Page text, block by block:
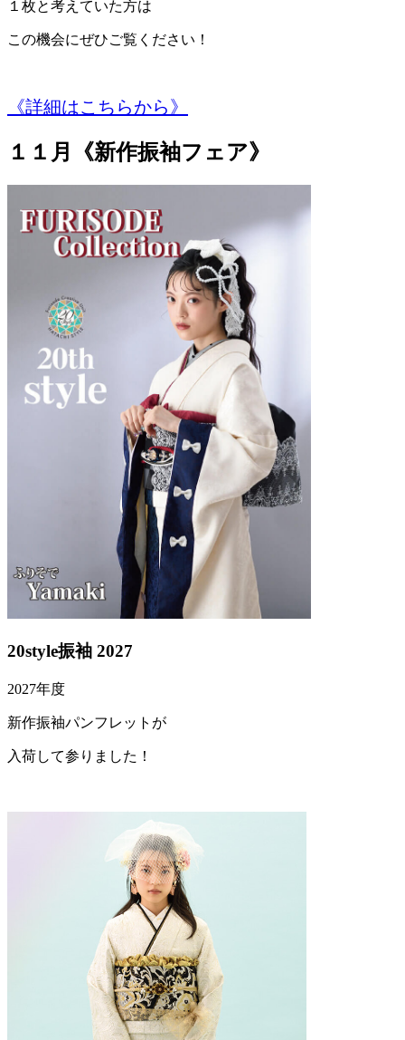
１枚と考えていた方は
この機会にぜひご覧ください！
《詳細はこちらから》
１１月《新作振袖フェア》
20style振袖 2027
2027年度
新作振袖パンフレットが
入荷して参りました！